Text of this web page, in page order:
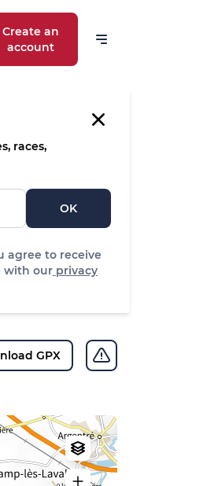
Create an
account
races,
OK
agree to receive
with our privacy
GPX